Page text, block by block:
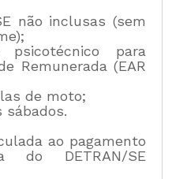
não inclusas (sem
para
Remunerada (EAR
de moto;
ao pagamento
do DETRAN/SE